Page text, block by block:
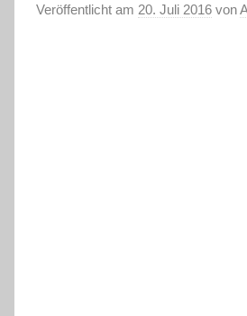
Veröffentlicht am 20. Juli 2016 von